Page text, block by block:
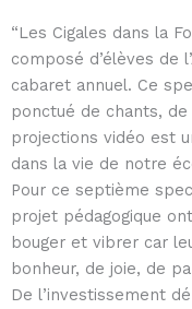
“Les Cigales dans la
composé d’élèves de
cabaret annuel. Ce
ponctué de chants,
projections vidéo est
dans la vie de notre
Pour ce septième
projet pédagogique
bouger et vibrer car
bonheur, de joie, de
De l’investissement